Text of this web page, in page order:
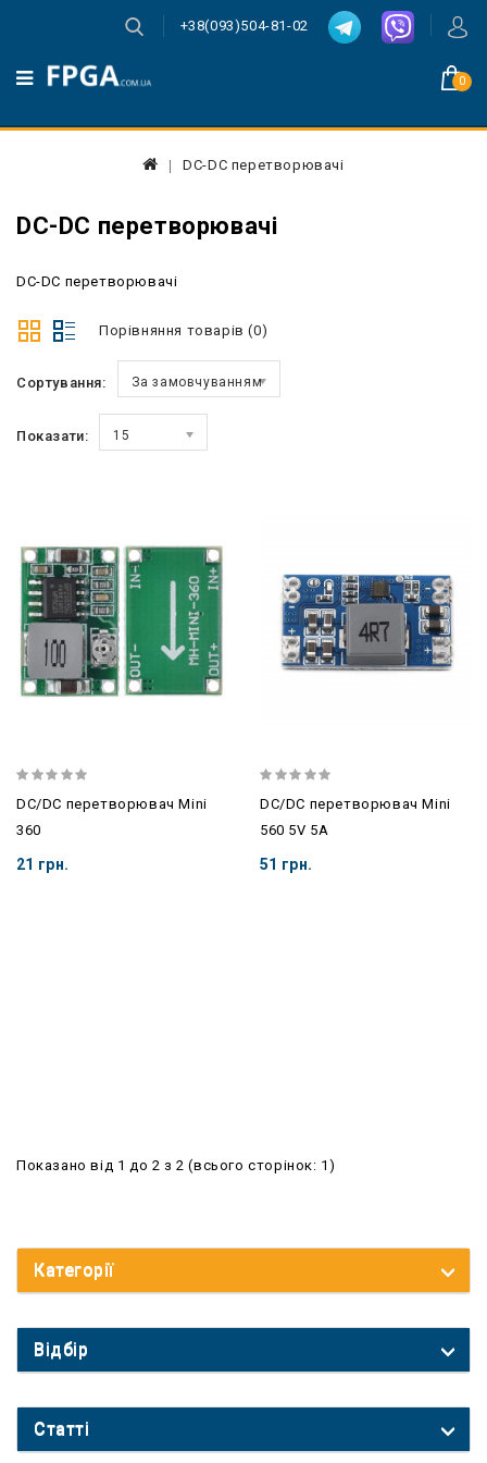
+38(093)504-81-02
0
DC-DC перетворювачі
DC-DC перетворювачі
DC-DC перетворювачі
Порівняння товарів (0)
Сортування: За замовчуванням
Показати: 15
DC/DC перетворювач Mini
360
21 грн.
DC/DC перетворювач Mini
560 5V 5A
51 грн.
Показано від 1 до 2 з 2 (всього сторінок: 1)
Категорії
Відбір
Статті